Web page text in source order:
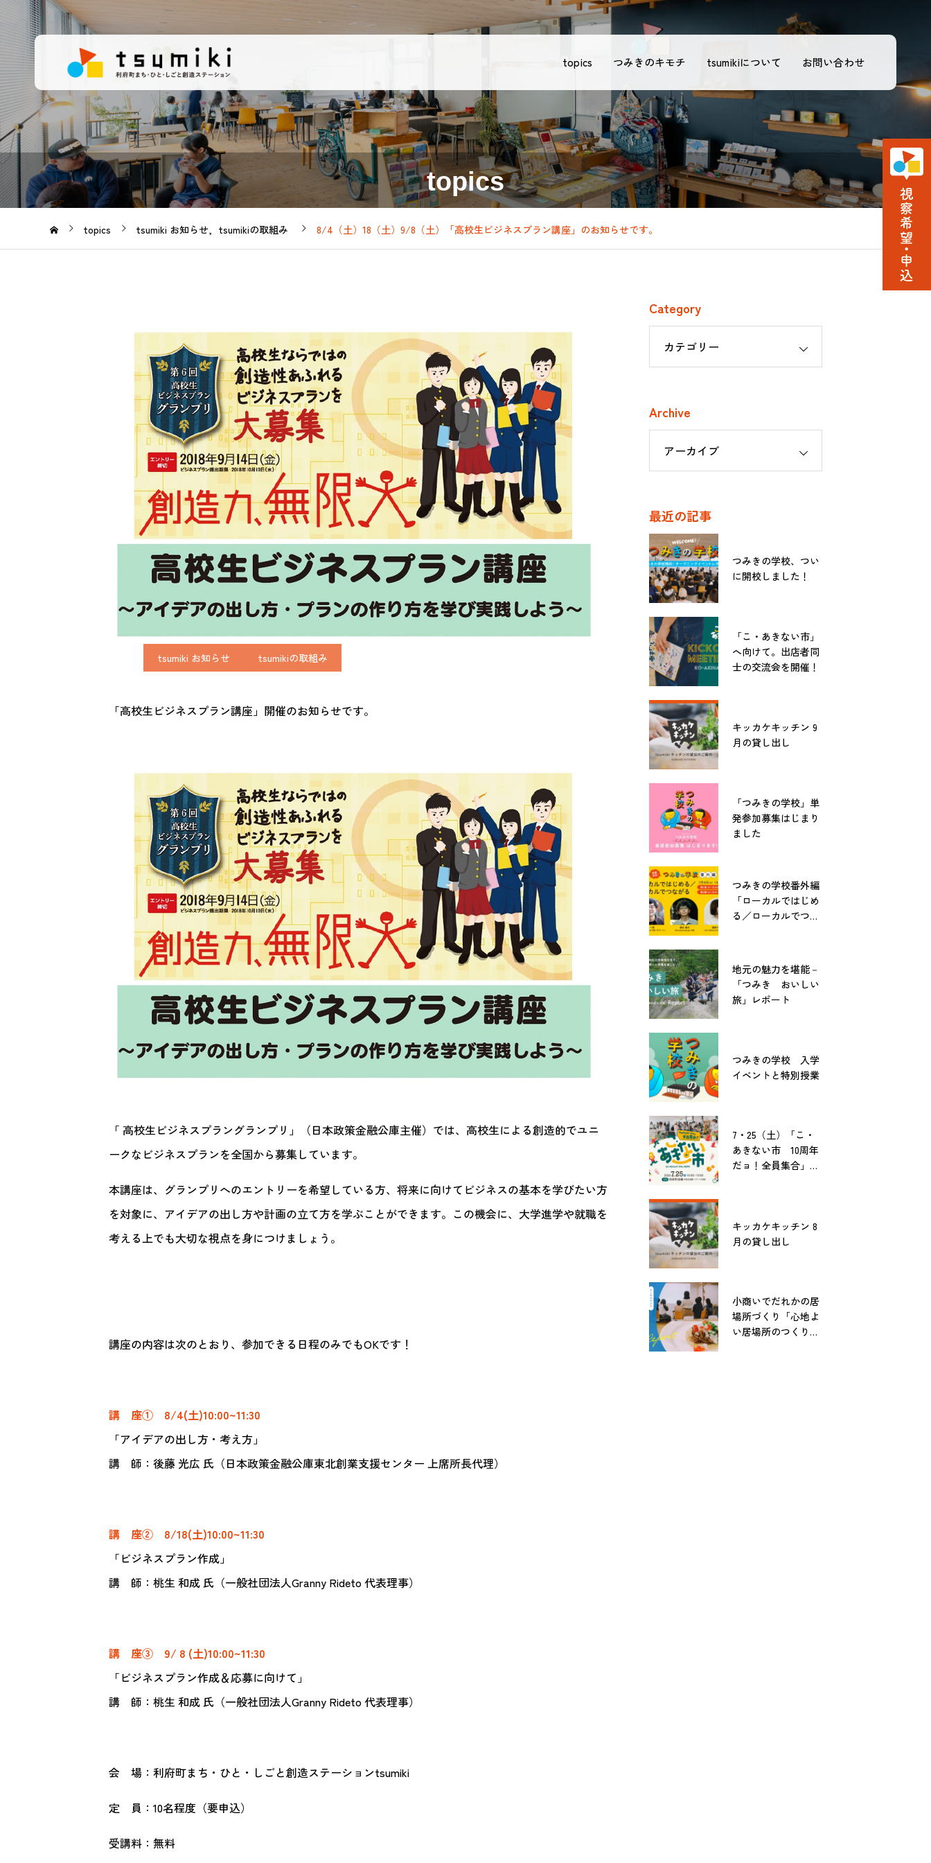
topics つみきのキモチ tsumikiについて お問い合わせ
topics
topics tsumiki お知らせ tsumikiの取組み 8/4（土）18（土）9/8（土）「高校生ビジネスプラン講座」のお知らせです。
tsumiki お知らせ tsumikiの取組み
「高校生ビジネスプラン講座」開催のお知らせです。
「 高校生ビジネスプラングランプリ」（日本政策金融公庫主催）では、高校生による創造的でユニ
ークなビジネスプランを全国から募集しています。
本講座は、グランプリへのエントリーを希望している方、将来に向けてビジネスの基本を学びたい方
を対象に、アイデアの出し方や計画の立て方を学ぶことができます。この機会に、大学進学や就職を
考える上でも大切な視点を身につけましょう。
講座の内容は次のとおり、参加できる日程のみでもOKです！
講 座① 8/4(土)10:00~11:30
「アイデアの出し方・考え方」
講 師：後藤 光広 氏（日本政策金融公庫東北創業支援センター 上席所長代理）
講 座② 8/18(土)10:00~11:30
「ビジネスプラン作成」
講 師：桃生 和成 氏（一般社団法人Granny Rideto 代表理事）
講 座③ 9/ 8 (土)10:00~11:30
「ビジネスプラン作成＆応募に向けて」
講 師：桃生 和成 氏（一般社団法人Granny Rideto 代表理事）
会 場：利府町まち・ひと・しごと創造ステーションtsumiki
定 員：10名程度（要申込）
受講料：無料
Category
Archive
最近の記事
つみきの学校、つい
に開校しました！
「こ・あきない市」
へ向けて。出店者同
士の交流会を開催！
キッカケキッチン 9
月の貸し出し
「つみきの学校」単
発参加募集はじまり
ました
つみきの学校番外編
「ローカルではじめ
る／ローカルでつな
地元の魅力を堪能－
「つみき おいしい
旅」レポート
つみきの学校 入学
イベントと特別授業
7・25（土）「こ・
あきない市 10周年
だョ！全員集合」開
キッカケキッチン 8
月の貸し出し
小商いでだれかの居
場所づくり「心地よ
い居場所のつくりか